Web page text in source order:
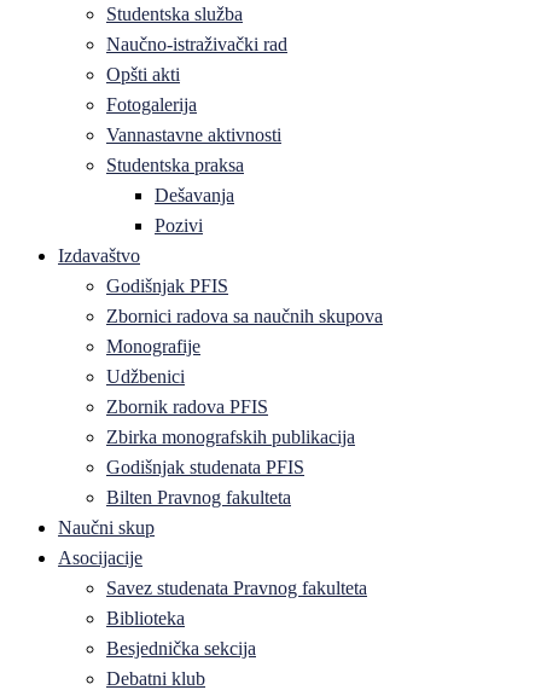
Studentska služba
Naučno-istraživački rad
Opšti akti
Fotogalerija
Vannastavne aktivnosti
Studentska praksa
Dešavanja
Pozivi
Izdavaštvo
Godišnjak PFIS
Zbornici radova sa naučnih skupova
Monografije
Udžbenici
Zbornik radova PFIS
Zbirka monografskih publikacija
Godišnjak studenata PFIS
Bilten Pravnog fakulteta
Naučni skup
Asocijacije
Savez studenata Pravnog fakulteta
Biblioteka
Besjednička sekcija
Debatni klub